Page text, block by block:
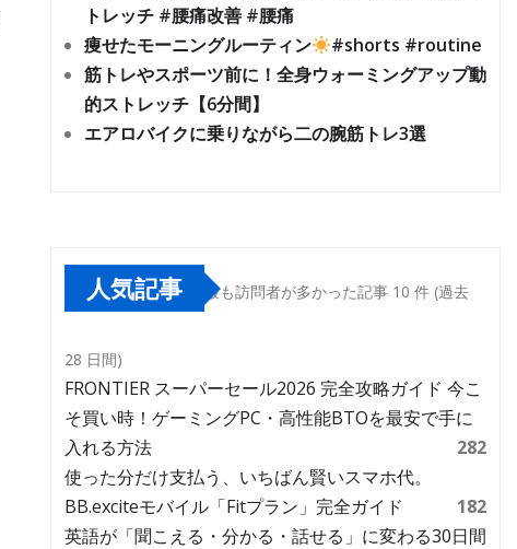
トレッチ #腰痛改善 #腰痛
痩せたモーニングルーティン
#shorts #routine
筋トレやスポーツ前に！全身ウォーミングアップ動
的ストレッチ【6分間】
エアロバイクに乗りながら二の腕筋トレ3選
人気記事 最も訪問者が多かった記事 10 件 (過去
28 日間)
FRONTIER スーパーセール2026 完全攻略ガイド 今こ
そ買い時！ゲーミングPC・高性能BTOを最安で手に
入れる方法
282
使った分だけ支払う、いちばん賢いスマホ代。
BB.exciteモバイル「Fitプラン」完全ガイド
182
英語が「聞こえる・分かる・話せる」に変わる30日間